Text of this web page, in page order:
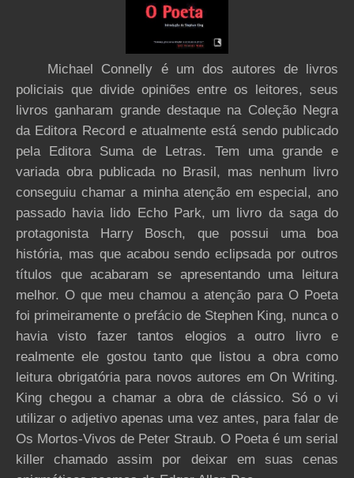
Michael Connelly é um dos autores de livros
policiais que divide opiniões entre os leitores, seus
livros ganharam grande destaque na Coleção Negra
da Editora Record e atualmente está sendo publicado
pela Editora Suma de Letras. Tem uma grande e
variada obra publicada no Brasil, mas nenhum livro
conseguiu chamar a minha atenção em especial, ano
passado havia lido Echo Park, um livro da saga do
protagonista Harry Bosch, que possui uma boa
história, mas que acabou sendo eclipsada por outros
títulos que acabaram se apresentando uma leitura
melhor. O que meu chamou a atenção para O Poeta
foi primeiramente o prefácio de Stephen King, nunca o
havia visto fazer tantos elogios a outro livro e
realmente ele gostou tanto que listou a obra como
leitura obrigatória para novos autores em On Writing.
King chegou a chamar a obra de clássico. Só o vi
utilizar o adjetivo apenas uma vez antes, para falar de
Os Mortos-Vivos de Peter Straub. O Poeta é um serial
killer chamado assim por deixar em suas cenas